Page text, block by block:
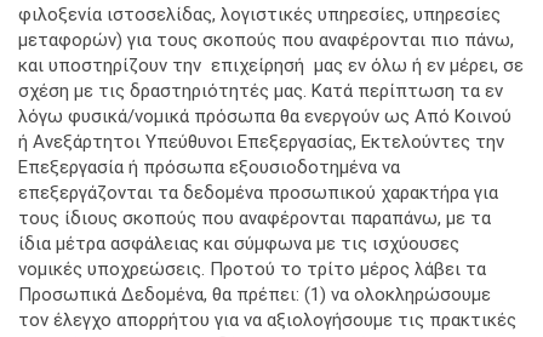
φιλοξενία ιστοσελίδας, λογιστικές υπηρεσίες, υπηρεσίες
μεταφορών) για τους σκοπούς που αναφέρονται πιο πάνω,
και υποστηρίζουν την επιχείρησή μας εν όλω ή εν μέρει, σε
σχέση με τις δραστηριότητές μας. Κατά περίπτωση τα εν
λόγω φυσικά/νομικά πρόσωπα θα ενεργούν ως Από Κοινού
ή Ανεξάρτητοι Υπεύθυνοι Επεξεργασίας, Εκτελούντες την
Επεξεργασία ή πρόσωπα εξουσιοδοτημένα να
επεξεργάζονται τα δεδομένα προσωπικού χαρακτήρα για
τους ίδιους σκοπούς που αναφέρονται παραπάνω, με τα
ίδια μέτρα ασφάλειας και σύμφωνα με τις ισχύουσες
νομικές υποχρεώσεις. Προτού το τρίτο μέρος λάβει τα
Προσωπικά Δεδομένα, θα πρέπει: (1) να ολοκληρώσουμε
τον έλεγχο απορρήτου για να αξιολογήσουμε τις πρακτικές